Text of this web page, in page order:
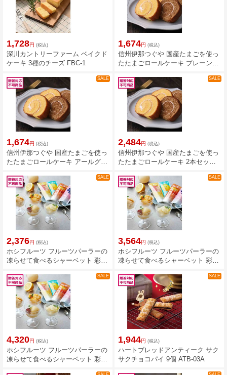
1,728円 (税込)
深川カントリーファーム ベイクド
ケーキ 3種のチーズ FBC-1
1,674円 (税込)
信州伊那つぐや 国産たまごを使っ
たたまごロールケーキ プレーン 5
SALE
1,674円 (税込)
信州伊那つぐや 国産たまごを使っ
たたまごロールケーキ アールグレ
SALE
2,484円 (税込)
信州伊那つぐや 国産たまごを使っ
たたまごロールケーキ 2本セット
SALE
2,376円 (税込)
ホシフルーツ フルーツパーラーの
凍らせて食べるシャーベット 彩果
SALE
3,564円 (税込)
ホシフルーツ フルーツパーラーの
凍らせて食べるシャーベット 彩果
SALE
4,320円 (税込)
ホシフルーツ フルーツパーラーの
凍らせて食べるシャーベット 彩果
SALE
1,944円 (税込)
ハートブレッドアンティーク サク
サクチョコパイ 9個 ATB-03A